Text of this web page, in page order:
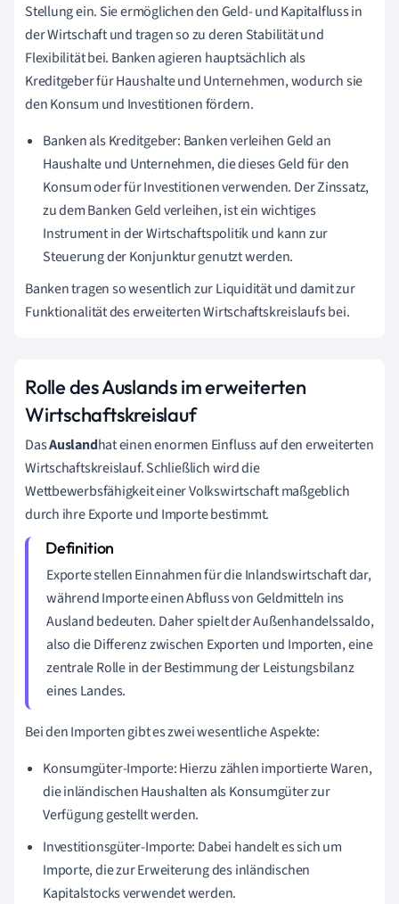
Stellung ein. Sie ermöglichen den Geld- und Kapitalfluss in
der Wirtschaft und tragen so zu deren Stabilität und
Flexibilität bei. Banken agieren hauptsächlich als
Kreditgeber für Haushalte und Unternehmen, wodurch sie
den Konsum und Investitionen fördern.
Banken als Kreditgeber: Banken verleihen Geld an
Haushalte und Unternehmen, die dieses Geld für den
Konsum oder für Investitionen verwenden. Der Zinssatz,
zu dem Banken Geld verleihen, ist ein wichtiges
Instrument in der Wirtschaftspolitik und kann zur
Steuerung der Konjunktur genutzt werden.
Banken tragen so wesentlich zur Liquidität und damit zur
Funktionalität des erweiterten Wirtschaftskreislaufs bei.
Rolle des Auslands im erweiterten
Wirtschaftskreislauf
DasAuslandhat einen enormen Einfluss auf den erweiterten
Wirtschaftskreislauf. Schließlich wird die
Wettbewerbsfähigkeit einer Volkswirtschaft maßgeblich
durch ihre Exporte und Importe bestimmt.
Exporte stellen Einnahmen für die Inlandswirtschaft dar,
während Importe einen Abfluss von Geldmitteln ins
Ausland bedeuten. Daher spielt der Außenhandelssaldo,
also die Differenz zwischen Exporten und Importen, eine
zentrale Rolle in der Bestimmung der Leistungsbilanz
eines Landes.
Bei den Importen gibt es zwei wesentliche Aspekte:
Konsumgüter-Importe: Hierzu zählen importierte Waren,
die inländischen Haushalten als Konsumgüter zur
Verfügung gestellt werden.
Investitionsgüter-Importe: Dabei handelt es sich um
Importe, die zur Erweiterung des inländischen
Kapitalstocks verwendet werden.